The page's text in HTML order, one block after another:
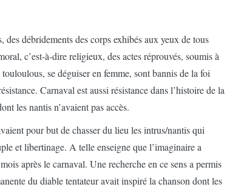
débridements des corps exhibés aux yeux de tous
c’est-à-dire religieux, des actes réprouvés, soumis à
se déguiser en femme, sont bannis de la foi
Carnaval est aussi résistance dans l’histoire de la
les nantis n’avaient pas accès.
pour but de chasser du lieu les intrus/nantis qui
et libertinage. A telle enseigne que l’imaginaire a
après le carnaval. Une recherche en ce sens a permis
du diable tentateur avait inspiré la chanson dont les